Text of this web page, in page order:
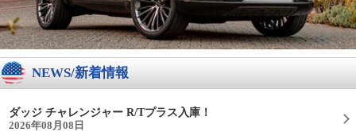
NEWS/新着情報
ダッジ チャレンジャー R/Tプラス入庫！
2026年08月08日